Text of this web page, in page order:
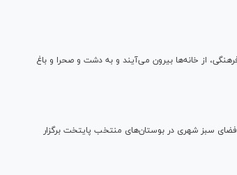
از خانه‌ها بیرون می‌آیند و به دشت و صحرا و باغ
سبز شهری در بوستان‌های منتخب پایتخت برگزار